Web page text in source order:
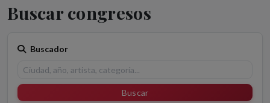
Buscar congresos
Buscador
Buscar